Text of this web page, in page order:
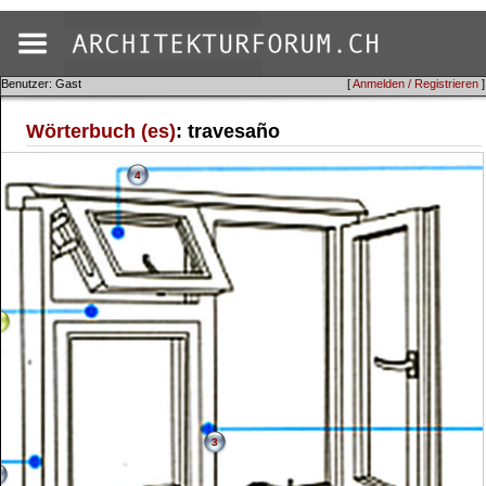
[Anmelden / Registrieren ]
Benutzer: Gast
Wörterbuch (es): travesaño
3
4